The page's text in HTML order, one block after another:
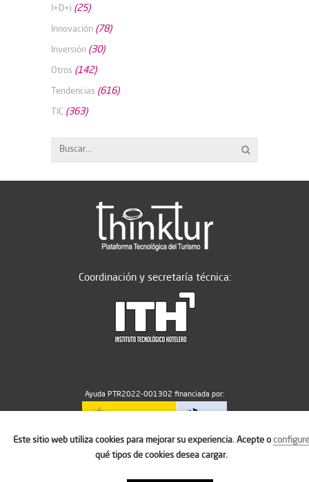
I+D+i (25)
Innovación (78)
Inversión (30)
Otros (142)
Tendencias (616)
TIC (363)
Coordinación y secretaría técnica:
Ayuda PTR2022-001302 financiada por:
MICIU/AEI/10.13039/501100011033
Este sitio web utiliza cookies para mejorar su experiencia. Acepte oconfigure
qué tipos de cookies desea cargar.